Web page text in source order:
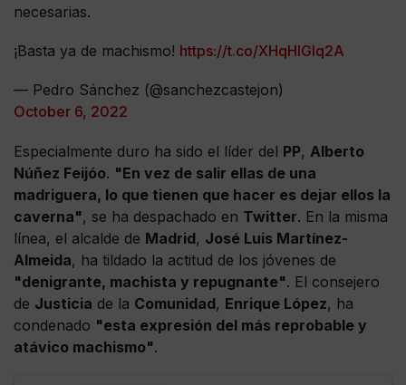
necesarias.
¡Basta ya de machismo! https://t.co/XHqHIGlq2A
— Pedro Sánchez (@sanchezcastejon)
October 6, 2022
Especialmente duro ha sido el líder del PP, Alberto
Núñez Feijóo. "En vez de salir ellas de una
madriguera, lo que tienen que hacer es dejar ellos la
caverna", se ha despachado en Twitter. En la misma
línea, el alcalde de Madrid, José Luis Martínez-
Almeida, ha tildado la actitud de los jóvenes de
"denigrante, machista y repugnante". El consejero
de Justicia de la Comunidad, Enrique López, ha
condenado "esta expresión del más reprobable y
atávico machismo".